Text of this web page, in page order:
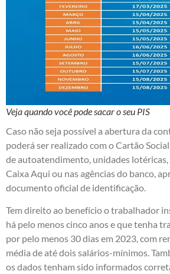
Veja quando você pode sacar o seu PIS
Caso não seja possível a abertura da
poderá ser realizado com o Cartão
de autoatendimento, unidades
Caixa Aqui ou nas agências do banco,
documento oficial de identificação.
Tem direito ao benefício o trabalhador
há pelo menos cinco anos e que tenha
por pelo menos 30 dias em 2023, com
média de até dois salários-mínimos.
os dados tenham sido informados